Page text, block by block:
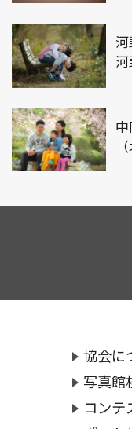
河
河
協会に
写真館
コンテ